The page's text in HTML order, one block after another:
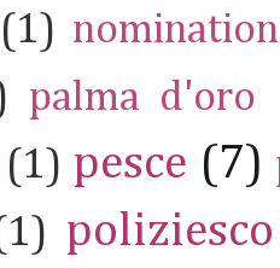
(1)
palma d'oro
(1) pesce (7)
poliziesco